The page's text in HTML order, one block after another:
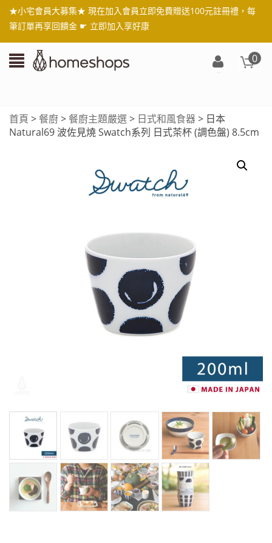
★小宅會員大募集★ 現在加入會員立即免費贈送100元註冊禮，每
筆訂單再享回饋金 ☛ 立即加入享好康
0
冊
首頁 > 餐廚> 餐廚主題嚴選> 日式和風食器> 日本
Natural69 波佐見燒 Swatch系列 日式茶杯 (調色盤) 8.5cm